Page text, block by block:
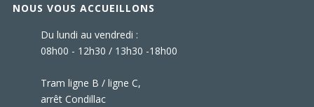
NOUS VOUS ACCUEILLONS
Du lundi au vendredi :
08h00 - 12h30 / 13h30 -18h00
Tram ligne B / ligne C,
arrêt Condillac